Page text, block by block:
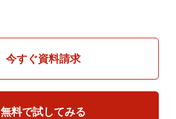
今すぐ資料請求
無料で試してみる